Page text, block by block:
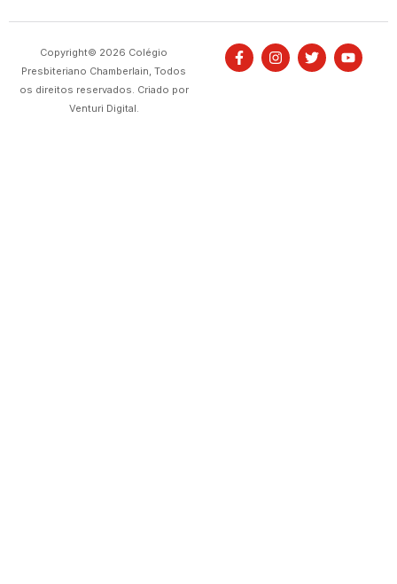
Copyright© 2026 Colégio
Presbiteriano Chamberlain, Todos
os direitos reservados. Criado por
Venturi Digital.